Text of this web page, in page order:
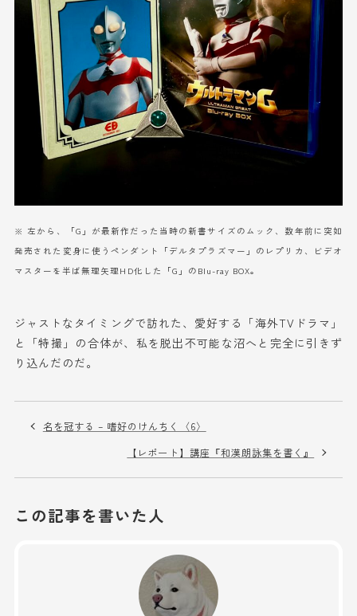
※ 左から、「G」が最新作だった当時の新書サイズのムック、数年前に突如
発売された変身に使うペンダント「デルタプラズマー」のレプリカ、ビデオ
マスターを半ば無理矢理HD化した「G」のBlu-ray BOX。
ジャストなタイミングで訪れた、愛好する「海外TVドラマ」
と「特撮」の合体が、私を脱出不可能な沼へと完全に引きず
り込んだのだ。
名を冠する – 嗜好のけんちく〈6〉
【レポート】講座『和漢朗詠集を書く』
この記事を書いた人